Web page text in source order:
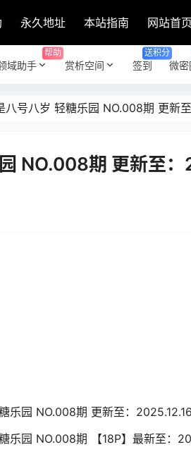
永久地址 本站指南 网站首页
域助手
帮助
赏析空间 签到
送积分
微密
八号八岁 轻糖乐园 NO.008期 更新
NO.008期 更新至
乐园 NO.008期 更新至：2025.12.16
乐园 NO.008期 【18P】最新至：